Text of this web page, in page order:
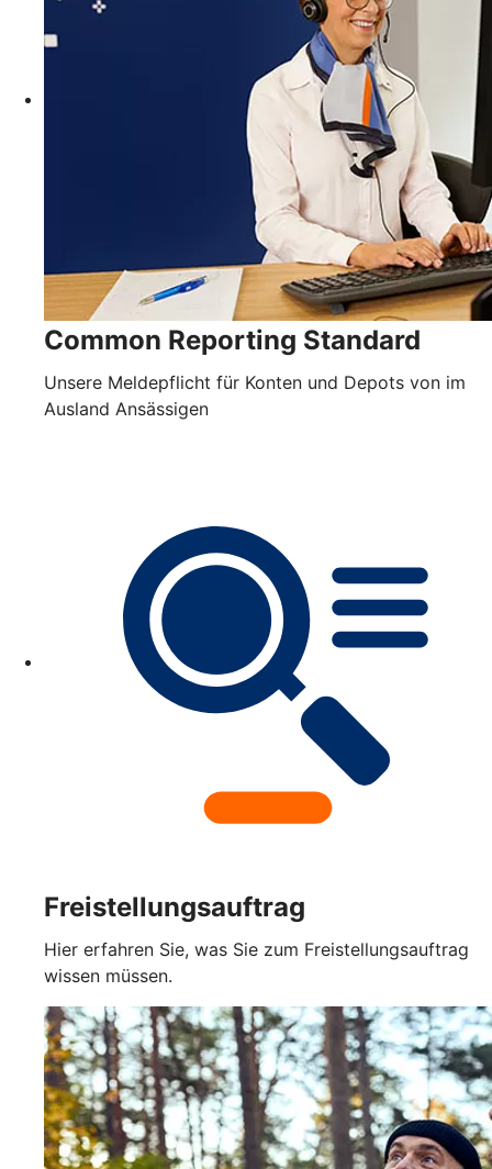
Common Reporting Standard
Unsere Meldepflicht für Konten und Depots von im
Ausland Ansässigen
Freistellungsauftrag
Hier erfahren Sie, was Sie zum Freistellungsauftrag
wissen müssen.